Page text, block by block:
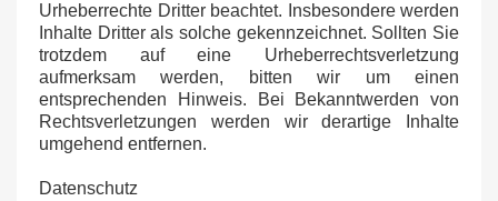
Urheberrechte Dritter beachtet. Insbesondere werden
Inhalte Dritter als solche gekennzeichnet. Sollten Sie
trotzdem auf eine Urheberrechtsverletzung
aufmerksam werden, bitten wir um einen
entsprechenden Hinweis. Bei Bekanntwerden von
Rechtsverletzungen werden wir derartige Inhalte
umgehend entfernen.
Datenschutz